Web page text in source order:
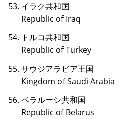
イラク共和国
Republic of Iraq
トルコ共和国
Republic of Turkey
サウジアラビア王国
Kingdom of Saudi Arabia
ベラルーシ共和国
Republic of Belarus